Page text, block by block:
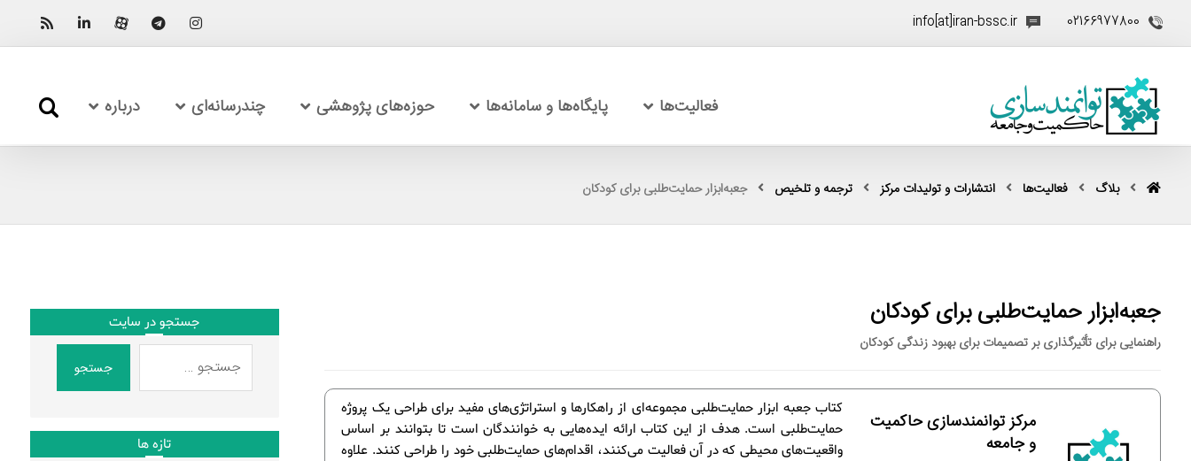
02166977800
info[at]iran-bssc.ir
فعالیت‌ها پایگاه‌ها و سامانه‌ها حوزه‌های پژوهشی چندرسانه‌ای درباره
بلاگ فعالیت‌ها انتشارات و تولیدات مرکز ترجمه و تلخیص جعبه‌ابزار حمایت‌طلبی برای کودکان
جعبه‌ابزار حمایت‌طلبی برای کودکان
راهنمایی برای تأثیرگذاری بر تصمیمات برای بهبود زندگی کودکان
کتاب جعبه ابزار حمایت‌طلبی مجموعه‌ای از راهکارها و استراتژی‌های مفید برای طراحی یک پروژه
حمایت‌طلبی است.‌ هدف از این کتاب ارائه ایده‌هایی به خوانندگان است تا بتوانند بر اساس
واقعیت‌های محیطی که در آن فعالیت می‌کنند، اقدام‌های حمایت‌طلبی خود را طراحی کنند. علاوه
مرکز توانمندسازی حاکمیت
و جامعه
جستجو در سایت
جستجو
تازه ها